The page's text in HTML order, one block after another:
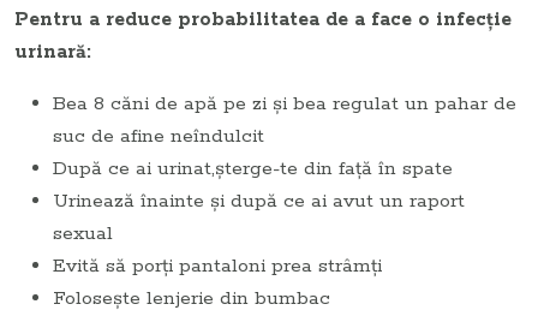
Pentru a reduce probabilitatea de a face o infecţie
urinară:
Bea 8 căni de apă pe zi şi bea regulat un pahar de
suc de afine neîndulcit
După ce ai urinat,şterge-te din faţă în spate
Urinează înainte şi după ce ai avut un raport
sexual
Evită să porţi pantaloni prea strâmţi
Foloseşte lenjerie din bumbac